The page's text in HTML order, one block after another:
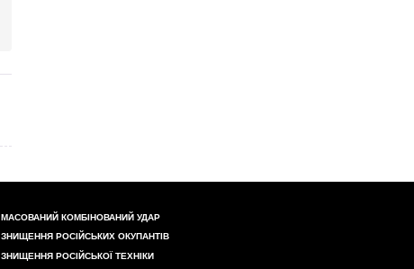
МАСОВАНИЙ КОМБІНОВАНИЙ УДАР
ЗНИЩЕННЯ РОСІЙСЬКИХ ОКУПАНТІВ
ЗНИЩЕННЯ РОСІЙСЬКОЇ ТЕХНІКИ